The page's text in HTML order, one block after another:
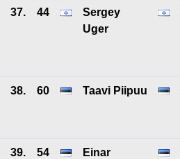
37. 44
Sergey
Uger
38. 60 Taavi Piipuu
39. 54
Einar